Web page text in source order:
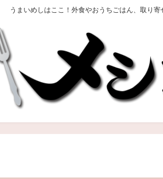
うまいめしはここ！外食やおうちごはん、取り